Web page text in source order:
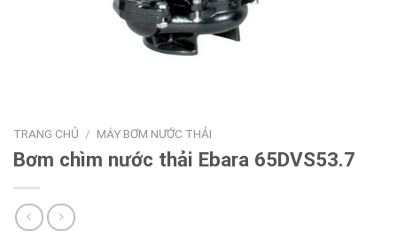
TRANG CHỦ / MÁY BƠM NƯỚC THẢI
Bơm chìm nước thải Ebara 65DVS53.7